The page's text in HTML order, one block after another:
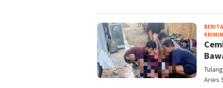
BERITA
Aries